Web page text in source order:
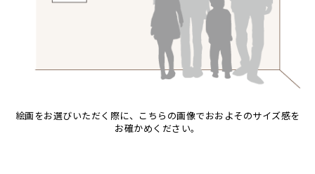
絵画をお選びいただく際に、こちらの画像でおおよそのサイズ感を
お確かめください。